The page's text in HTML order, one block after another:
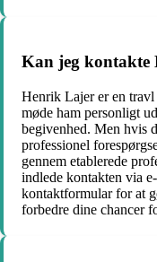
Kan jeg kontakte
Henrik Lajer er en
møde ham personligt
begivenhed. Men hvis
professionel
gennem etablerede
indlede kontakten via
kontaktformular for at
forbedre dine chancer